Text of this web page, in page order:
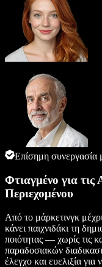
Επίσημη συνεργασία
Φτιαγμένο για
Περιεχομένου
Από το μάρκετινγκ
κάνει παιχνιδάκι τη
ποιότητας — χωρίς τις
παραδοσιακών
έλεγχο και ευελιξία